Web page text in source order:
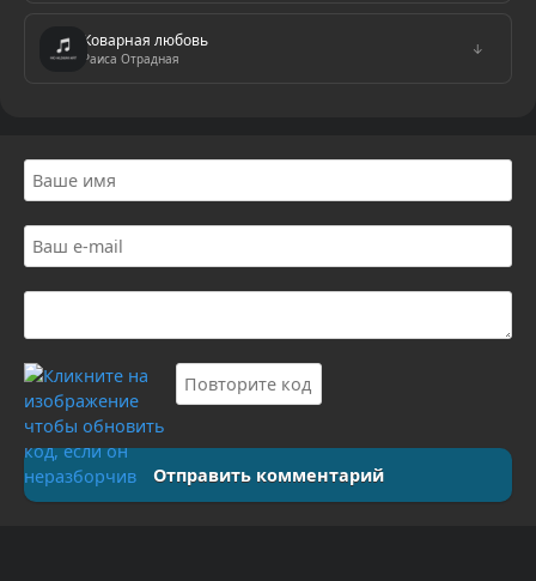
Коварная любовь
Раиса Отрадная
↓
Отправить комментарий